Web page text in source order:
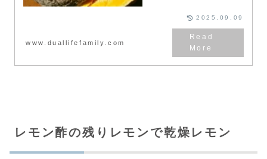
www.duallifefamily.com
2025.09.09
レモン酢の残りレモンで乾燥レモン